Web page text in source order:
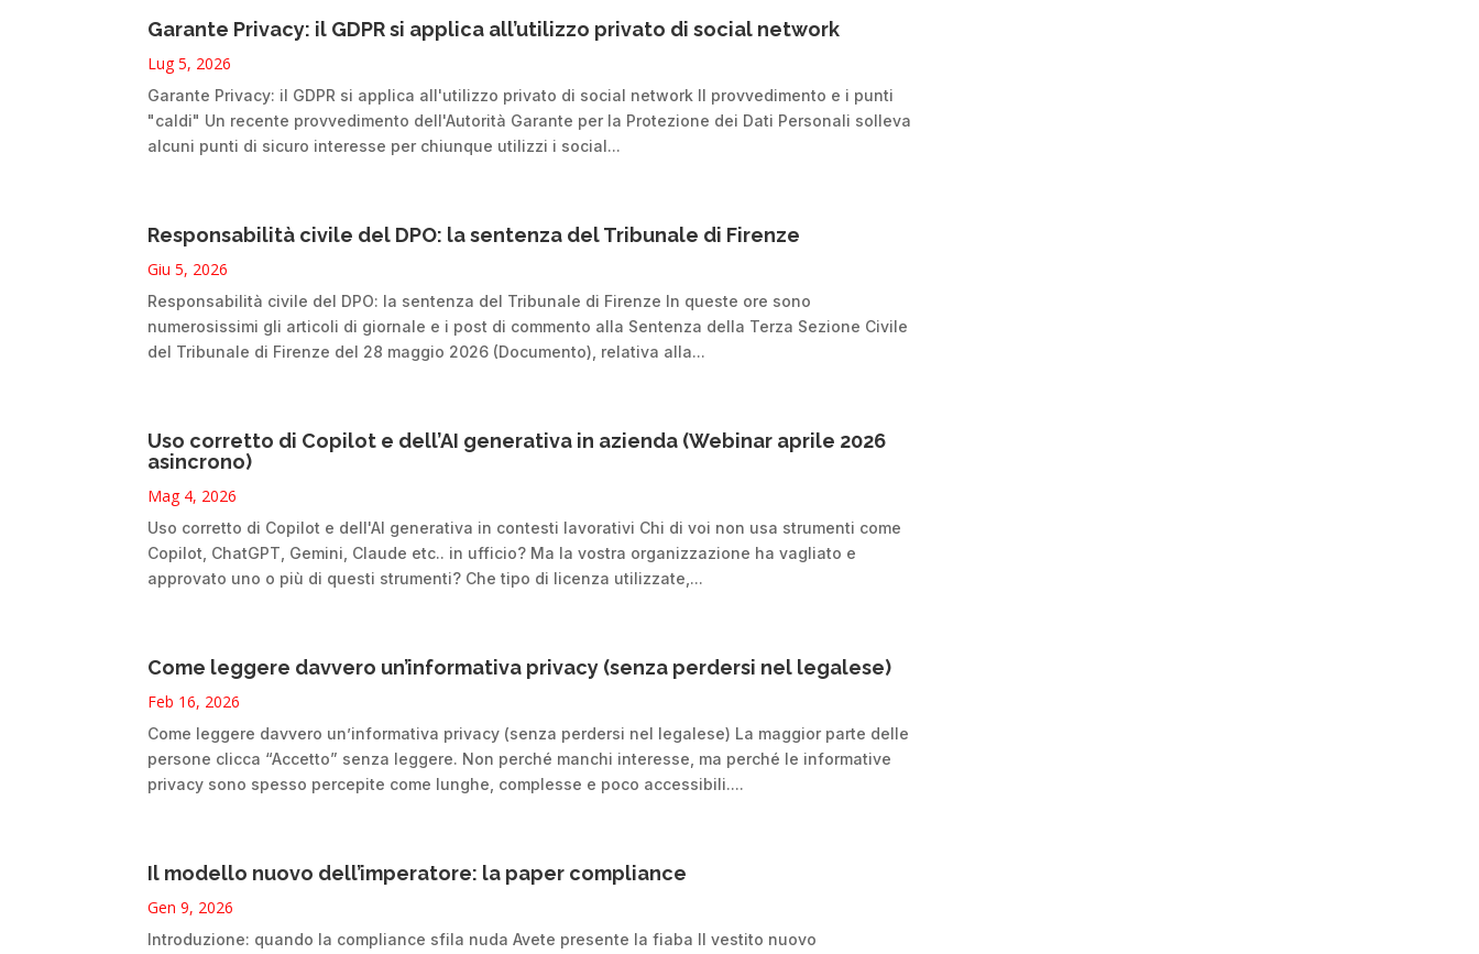
Garante Privacy: il GDPR si applica all’utilizzo privato di social network
Lug 5, 2026
Garante Privacy: il GDPR si applica all'utilizzo privato di social network Il provvedimento e i punti
"caldi" Un recente provvedimento dell'Autorità Garante per la Protezione dei Dati Personali solleva
alcuni punti di sicuro interesse per chiunque utilizzi i social...
Responsabilità civile del DPO: la sentenza del Tribunale di Firenze
Giu 5, 2026
Responsabilità civile del DPO: la sentenza del Tribunale di Firenze In queste ore sono
numerosissimi gli articoli di giornale e i post di commento alla Sentenza della Terza Sezione Civile
del Tribunale di Firenze del 28 maggio 2026 (Documento), relativa alla...
Uso corretto di Copilot e dell’AI generativa in azienda (Webinar aprile 2026
asincrono)
Mag 4, 2026
Uso corretto di Copilot e dell'AI generativa in contesti lavorativi Chi di voi non usa strumenti come
Copilot, ChatGPT, Gemini, Claude etc.. in ufficio? Ma la vostra organizzazione ha vagliato e
approvato uno o più di questi strumenti? Che tipo di licenza utilizzate,...
Come leggere davvero un’informativa privacy (senza perdersi nel legalese)
Feb 16, 2026
Come leggere davvero un’informativa privacy (senza perdersi nel legalese) La maggior parte delle
persone clicca “Accetto” senza leggere. Non perché manchi interesse, ma perché le informative
privacy sono spesso percepite come lunghe, complesse e poco accessibili....
Il modello nuovo dell’imperatore: la paper compliance
Gen 9, 2026
Introduzione: quando la compliance sfila nuda Avete presente la fiaba Il vestito nuovo